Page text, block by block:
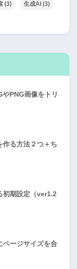
(3) 生成AI (3)
PNG画像をトリ
る方法２つ＋ち
初期設定（ver1.2
ージサイズを合